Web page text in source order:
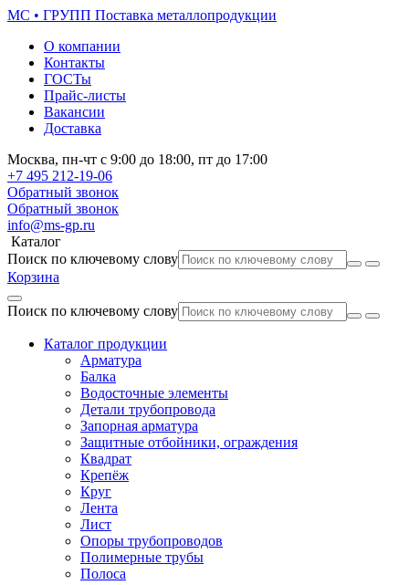
МС • ГРУПП Поставка металлопродукции
О компании
Контакты
ГОСТы
Прайс-листы
Вакансии
Доставка
Москва, пн-чт с 9:00 до 18:00, пт до 17:00
+7 495 212-19-06
Обратный звонок
Обратный звонок
info@ms-gp.ru
Каталог
Поиск по ключевому слову
Корзина
Поиск по ключевому слову
Каталог продукции
Арматура
Балка
Водосточные элементы
Детали трубопровода
Запорная арматура
Защитные отбойники, ограждения
Квадрат
Крепёж
Круг
Лента
Лист
Опоры трубопроводов
Полимерные трубы
Полоса